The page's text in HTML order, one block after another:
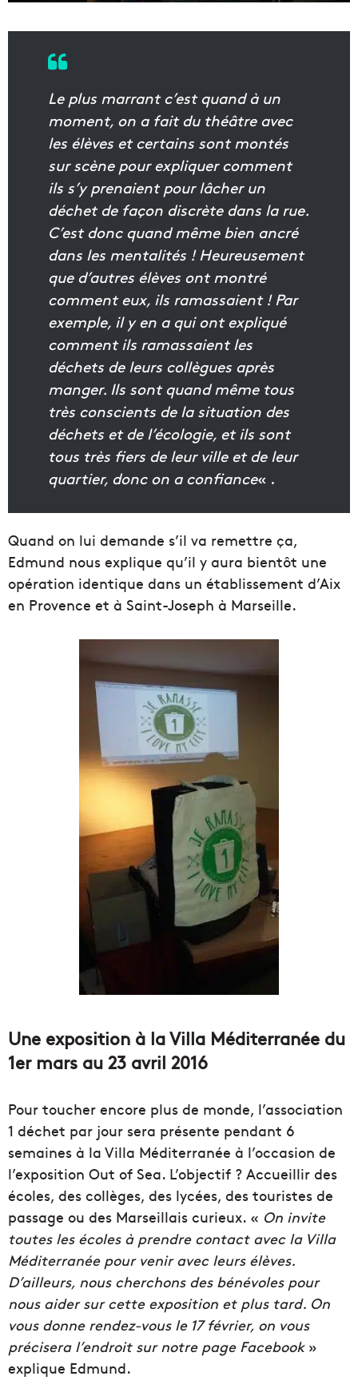
Le plus marrant c’est quand à un
moment, on a fait du théâtre avec
les élèves et certains sont montés
sur scène pour expliquer comment
ils s’y prenaient pour lâcher un
déchet de façon discrète dans la rue.
C’est donc quand même bien ancré
dans les mentalités ! Heureusement
que d’autres élèves ont montré
comment eux, ils ramassaient ! Par
exemple, il y en a qui ont expliqué
comment ils ramassaient les
déchets de leurs collègues après
manger. Ils sont quand même tous
très conscients de la situation des
déchets et de l’écologie, et ils sont
tous très fiers de leur ville et de leur
quartier, donc on a confiance« .
Quand on lui demande s’il va remettre ça,
Edmund nous explique qu’il y aura bientôt une
opération identique dans un établissement d’Aix
en Provence et à Saint-Joseph à Marseille.
Une exposition à la Villa Méditerranée du
1er mars au 23 avril 2016
Pour toucher encore plus de monde, l’association
1 déchet par jour sera présente pendant 6
semaines à la Villa Méditerranée à l’occasion de
l’exposition Out of Sea. L’objectif ? Accueillir des
écoles, des collèges, des lycées, des touristes de
passage ou des Marseillais curieux. « On invite
toutes les écoles à prendre contact avec la Villa
Méditerranée pour venir avec leurs élèves.
D’ailleurs, nous cherchons des bénévoles pour
nous aider sur cette exposition et plus tard. On
vous donne rendez-vous le 17 février, on vous
précisera l’endroit sur notre page Facebook»
explique Edmund.